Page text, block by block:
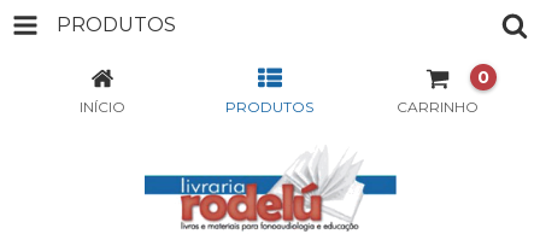
PRODUTOS
INÍCIO PRODUTOS CARRINHO
0